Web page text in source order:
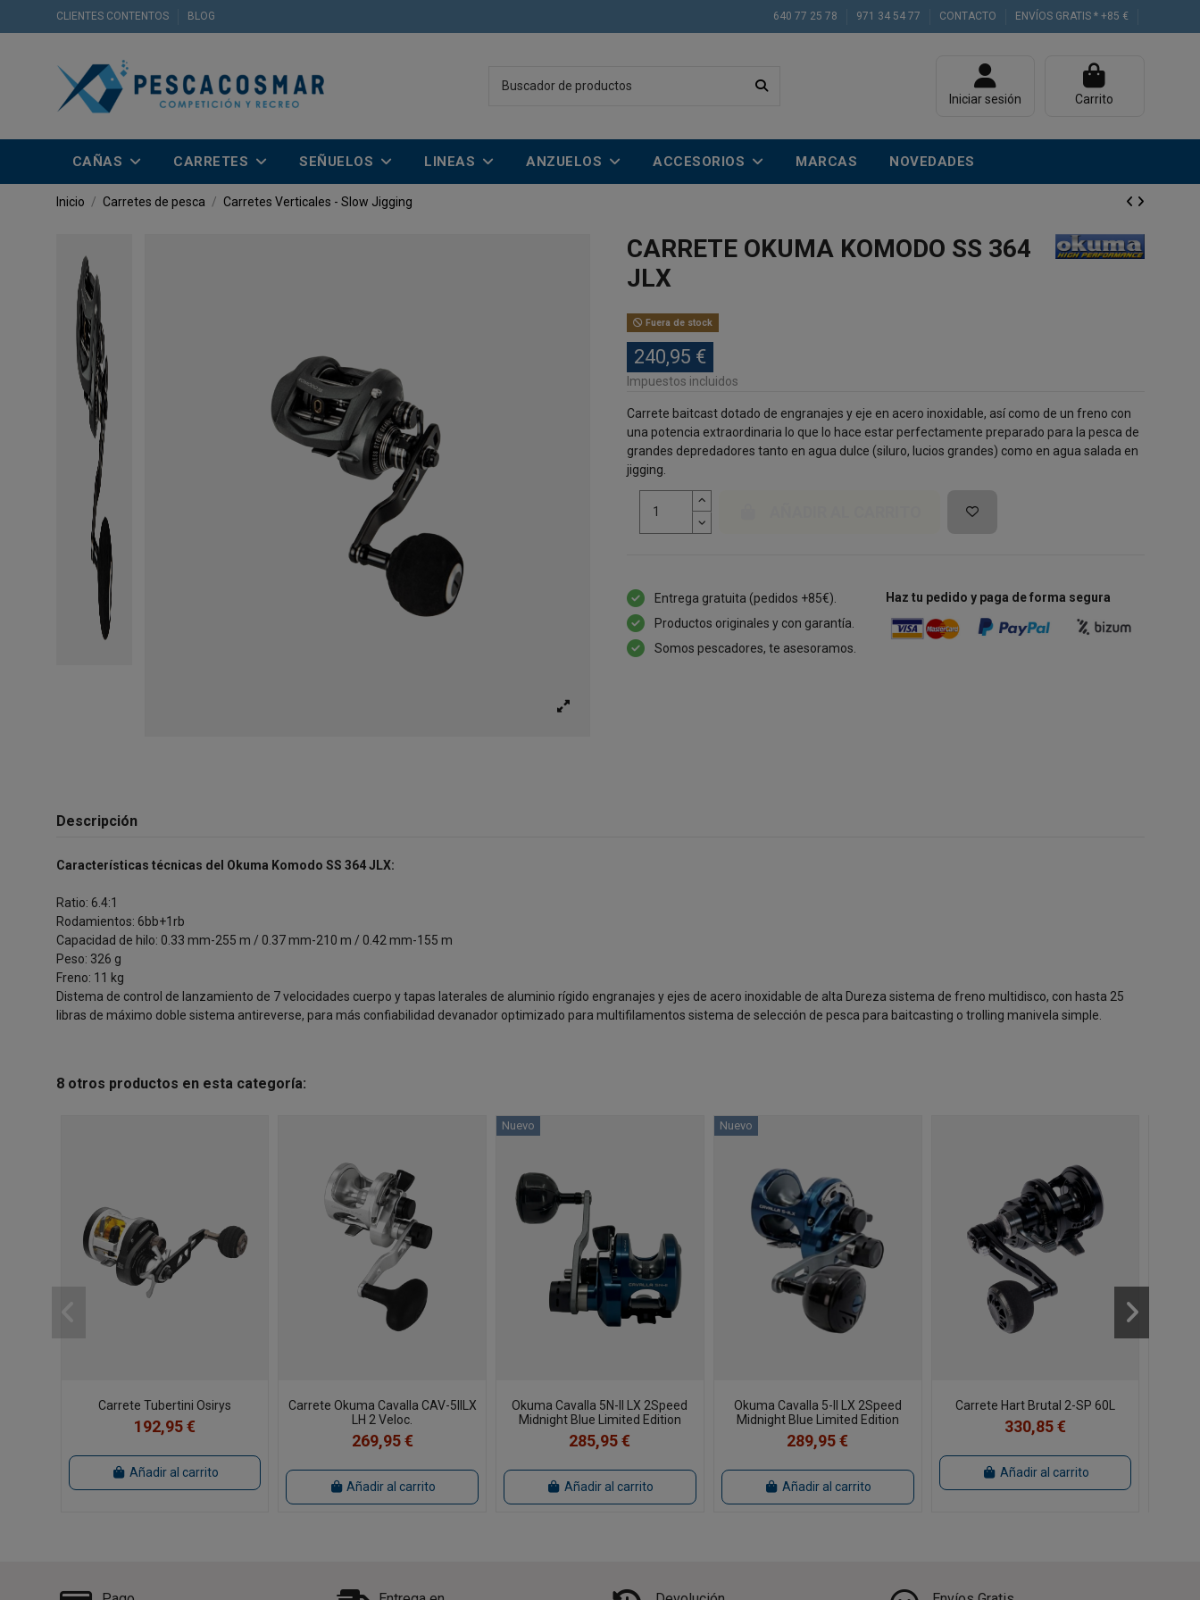
CLIENTES CONTENTOS BLOG 640 77 25 78 971 34 54 77 CONTACTO ENVÍOS GRATIS * +85 €
Iniciar sesión Carrito
CAÑAS CARRETES SEÑUELOS LINEAS ANZUELOS ACCESORIOS MARCAS NOVEDADES
Inicio Carretes de pesca Carretes Verticales - Slow Jigging
CARRETE OKUMA KOMODO SS 364
JLX
Fuera de stock
240,95 €
Impuestos incluidos
Carrete baitcast dotado de engranajes y eje en acero inoxidable, así como de un freno con
una potencia extraordinaria lo que lo hace estar perfectamente preparado para la pesca de
grandes depredadores tanto en agua dulce (siluro, lucios grandes) como en agua salada en
jigging.
Entrega gratuita (pedidos +85€).
Productos originales y con garantía.
Somos pescadores, te asesoramos.
Haz tu pedido y paga de forma segura
Descripción
Características técnicas del Okuma Komodo SS 364 JLX:
Ratio: 6.4:1
Rodamientos: 6bb+1rb
Capacidad de hilo: 0.33 mm-255 m / 0.37 mm-210 m / 0.42 mm-155 m
Peso: 326 g
Freno: 11 kg
Distema de control de lanzamiento de 7 velocidades cuerpo y tapas laterales de aluminio rígido engranajes y ejes de acero inoxidable de alta Dureza sistema de freno multidisco, con hasta 25
libras de máximo doble sistema antireverse, para más confiabilidad devanador optimizado para multifilamentos sistema de selección de pesca para baitcasting o trolling manivela simple.
8 otros productos en esta categoría:
Carrete Tubertini Osirys
192,95 €
Añadir al carrito
Carrete Okuma Cavalla CAV-5IILX
LH 2 Veloc.
269,95 €
Añadir al carrito
Nuevo
Okuma Cavalla 5N-II LX 2Speed
Midnight Blue Limited Edition
285,95 €
Añadir al carrito
Nuevo
Okuma Cavalla 5-II LX 2Speed
Midnight Blue Limited Edition
289,95 €
Añadir al carrito
Carrete Hart Brutal 2-SP 60L
330,85 €
Añadir al carrito